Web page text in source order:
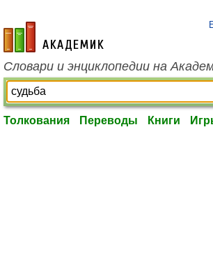
academic.ru
Словари и энциклопедии на
Толкования Переводы Книги